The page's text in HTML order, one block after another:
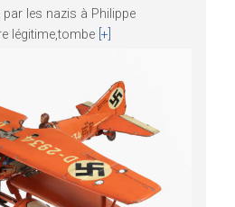
les nazis à Philippe
légitime,tombe [+]